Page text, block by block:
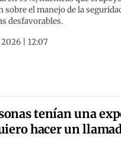
sobre el manejo de la
desfavorables.
| 12:07
tenían una
hacer un